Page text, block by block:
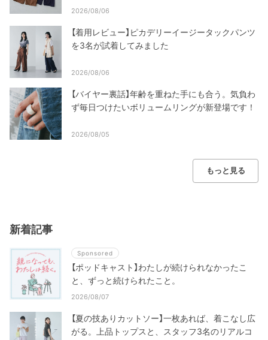
2026/08/06
【着用レビュー】ピカデリーイージータックパンツ
を3名が試着してみました
2026/08/06
【バイヤー裏話】年齢を重ねた手にも合う。気負わ
ず毎日つけたいボリュームリングが新登場です！
2026/08/05
もっと見る
新着記事
Sponsored
【ポッドキャスト】わたしが続けられなかったこ
と、ずっと続けられたこと。
2026/08/07
【夏の技ありカットソー】一枚あれば、着こなし広
がる。上品トップスと、スタッフ3名のリアルコ